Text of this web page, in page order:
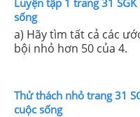
Luyện tập 1 trang 31
sống
a) Hãy tìm tất cả các
bội nhỏ hơn 50 của 4.
Thử thách nhỏ trang 31
cuộc sống